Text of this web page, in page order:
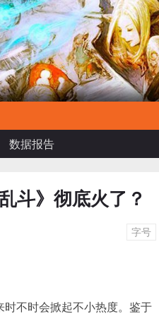
数据报告
斗》彻底火了？
字号
不时会掀起不小热度。鉴于